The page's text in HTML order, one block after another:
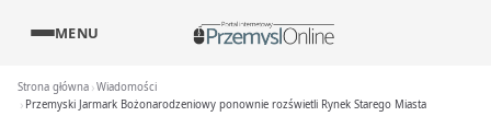
MENU
Strona główna Wiadomości
Przemyski Jarmark Bożonarodzeniowy ponownie rozświetli Rynek Starego Miasta